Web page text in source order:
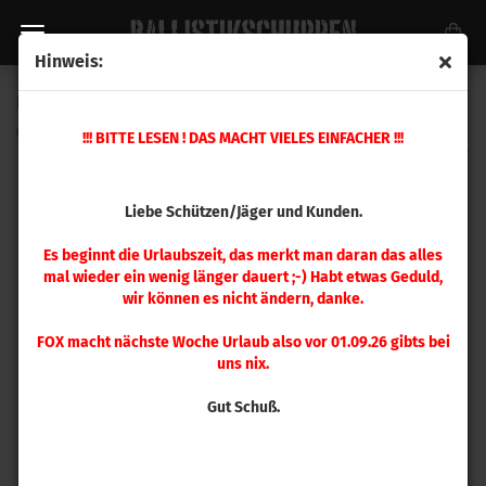
Hinweis:
!!! BITTE LESEN ! DAS MACHT VIELES EINFACHER !!!
Liebe Schützen/Jäger und Kunden.
Es beginnt die Urlaubszeit, das merkt man daran das alles
mal wieder ein wenig länger dauert ;-) Habt etwas Geduld,
wir können es nicht ändern, danke.
FOX macht nächste Woche Urlaub also vor 01.09.26 gibts bei
uns nix.
Gut Schuß.
17016)